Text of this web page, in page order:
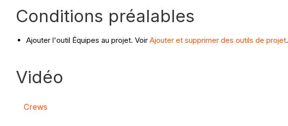
Conditions préalables
Ajouter l'outil Équipes au projet. Voir Ajouter et supprimer des outils de projet.
Vidéo
Crews